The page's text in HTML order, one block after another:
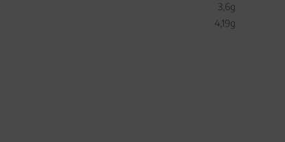
3,6g
4,19g